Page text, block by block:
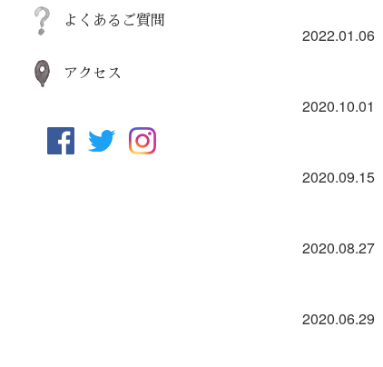
よくあるご質問
アクセス
2022.01.06
2020.10.01
2020.09.15
2020.08.27
2020.06.29